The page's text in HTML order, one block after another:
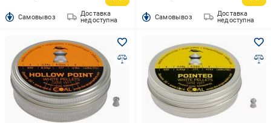
Cамовывоз
Доставка
недоступна
Cамовывоз
Доставка
недоступна